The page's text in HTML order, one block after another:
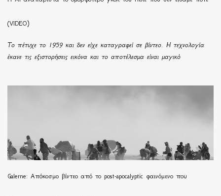
(VIDEO)
Το πέτυχε το 1959 και δεν είχε καταγραφεί σε βίντεο. Η τεχνολογία
έκανε τις εξιστορήσεις εικόνα και το αποτέλεσμα είναι μαγικό
Galerne: Απόκοσμο βίντεο από το post-apocalyptic φαινόμενο που